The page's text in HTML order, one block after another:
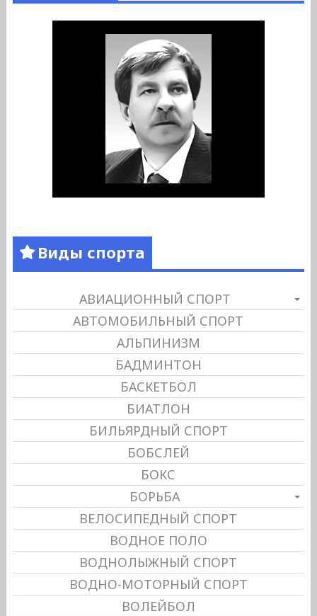
Виды спорта
АВИАЦИОННЫЙ СПОРТ
АВТОМОБИЛЬНЫЙ СПОРТ
АЛЬПИНИЗМ
БАДМИНТОН
БАСКЕТБОЛ
БИАТЛОН
БИЛЬЯРДНЫЙ СПОРТ
БОБСЛЕЙ
БОКС
БОРЬБА
ВЕЛОСИПЕДНЫЙ СПОРТ
ВОДНОЕ ПОЛО
ВОДНОЛЫЖНЫЙ СПОРТ
ВОДНО-МОТОРНЫЙ СПОРТ
ВОЛЕЙБОЛ